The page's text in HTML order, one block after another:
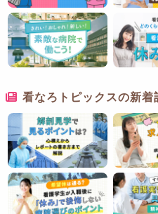
看なろトピックスの新着